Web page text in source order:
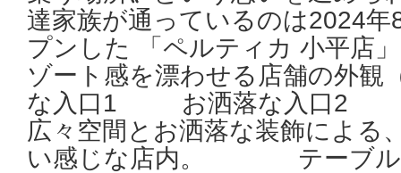
達家族が通っているのは2024
プンした 「ペルティカ 小平
ゾート感を漂わせる店舗の外
な入口1 お洒落な入口
広々空間とお洒落な装飾による
い感じな店内。 テーブ